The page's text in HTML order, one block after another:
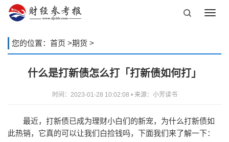
您的位置： 首页 >期货 >
什么是打新债怎么打「打新债如何打」
时间：2023-01-28 10:02:08 • 来源：小芳读书
最近，打新债已成为理财小白们的新宠，为什么打新债如
此热销，它真的可以让我们白捡钱吗，下面我们来了解一下：